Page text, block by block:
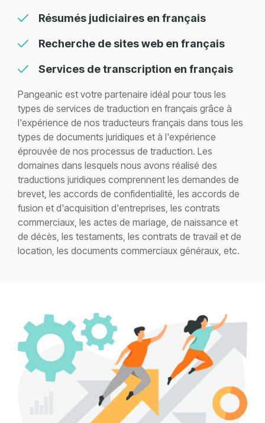
Résumés judiciaires en français
Recherche de sites web en français
Services de transcription en français
Pangeanic est votre partenaire idéal pour tous les
types de services de traduction en français grâce à
l'expérience de nos traducteurs français dans tous les
types de documents juridiques et à l'expérience
éprouvée de nos processus de traduction. Les
domaines dans lesquels nous avons réalisé des
traductions juridiques comprennent les demandes de
brevet, les accords de confidentialité, les accords de
fusion et d'acquisition d'entreprises, les contrats
commerciaux, les actes de mariage, de naissance et
de décès, les testaments, les contrats de travail et de
location, les documents commerciaux généraux, etc.